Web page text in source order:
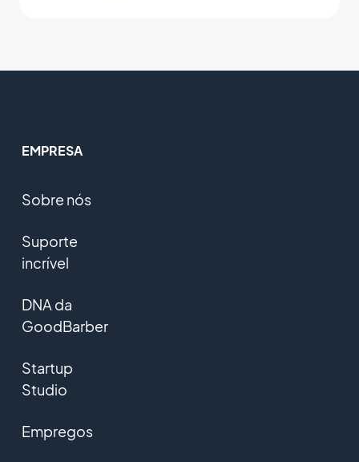
EMPRESA
Sobre nós
Suporte
incrível
DNA da
GoodBarber
Startup
Studio
Empregos